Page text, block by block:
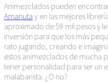
Animezclados pueden
Amanuta y en las mejores
aproximado de $9 mil pesos y
inversión para que los más
rato jugando, creando e
estos animezclados de mucha
tener personalidad para ser un
malabarista. ¿O no?